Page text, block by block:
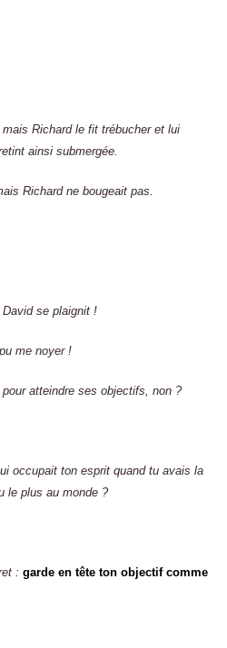
Richard le fit trébucher et lui
ainsi submergée.
Richard ne bougeait pas.
se plaignit !
me noyer !
atteindre ses objectifs, non ?
occupait ton esprit quand tu avais la
le plus au monde ?
: garde en tête ton objectif comme